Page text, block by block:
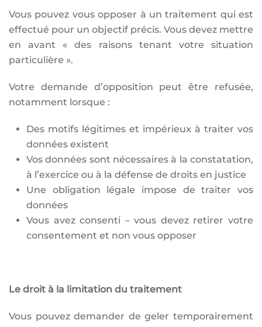
Vous pouvez vous opposer à un traitement qui est
effectué pour un objectif précis. Vous devez mettre
en avant « des raisons tenant votre situation
particulière ».
Votre demande d’opposition peut être refusée,
notamment lorsque :
Des motifs légitimes et impérieux à traiter vos
données existent
Vos données sont nécessaires à la constatation,
à l’exercice ou à la défense de droits en justice
Une obligation légale impose de traiter vos
données
Vous avez consenti – vous devez retirer votre
consentement et non vous opposer
Le droit à la limitation du traitement
Vous pouvez demander de geler temporairement